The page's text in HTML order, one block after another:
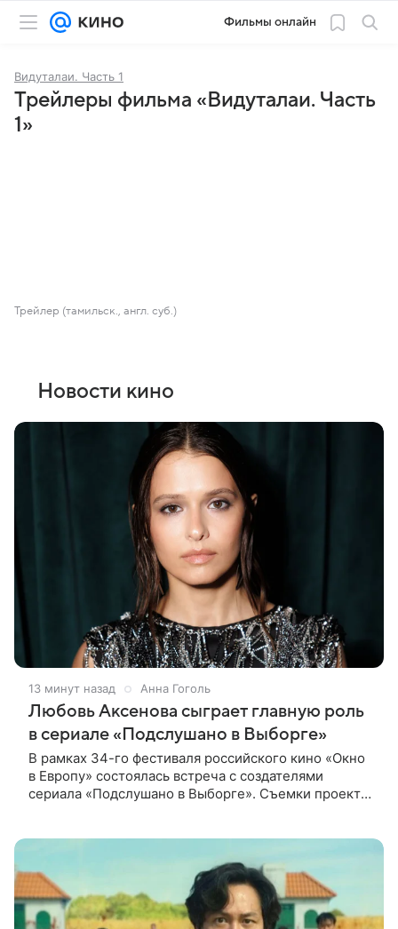
Фильмы онлайн
Видуталаи. Часть 1
Трейлеры фильма «Видуталаи. Часть
1»
Трейлер (тамильск., англ. суб.)
Новости кино
13 минут назад Анна Гоголь
Любовь Аксенова сыграет главную роль
в сериале «Подслушано в Выборге»
В рамках 34-го фестиваля российского кино «Окно
в Европу» состоялась встреча с создателями
сериала «Подслушано в Выборге». Съемки проекта